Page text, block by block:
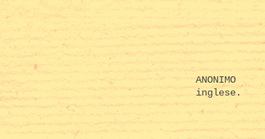
ANONIMO
inglese.